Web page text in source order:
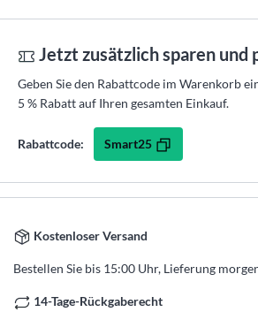
Jetzt zusätzlich sparen und
Geben Sie den Rabattcode im Warenkorb
5 % Rabatt auf Ihren gesamten Einkauf.
Rabattcode: Smart25
Kostenloser Versand
Bestellen Sie bis 15:00 Uhr, Lieferung
14-Tage-Rückgaberecht